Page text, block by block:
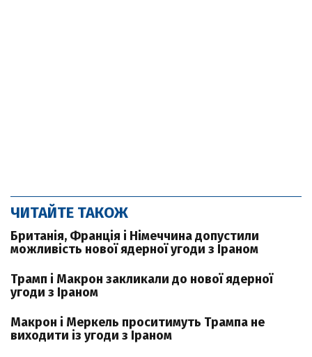
ЧИТАЙТЕ ТАКОЖ
Британія, Франція і Німеччина допустили
можливість нової ядерної угоди з Іраном
Трамп і Макрон закликали до нової ядерної
угоди з Іраном
Макрон і Меркель проситимуть Трампа не
виходити із угоди з Іраном